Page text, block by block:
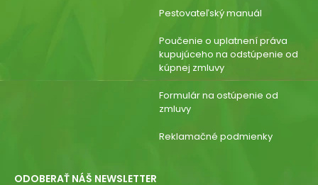
Pestovateľský manuál
Poučenie o uplatnení práva
kupujúceho na odstúpenie od
kúpnej zmluvy
Formulár na ostúpenie od
zmluvy
Reklamačné podmienky
ODOBERAŤ NÁŠ NEWSLETTER